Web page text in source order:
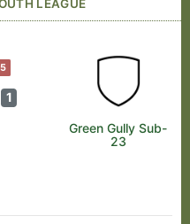
LEAGUE
1
Green Gully Sub-
23